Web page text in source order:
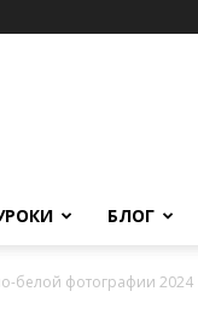
БЛОГ
белой фотографии 2024